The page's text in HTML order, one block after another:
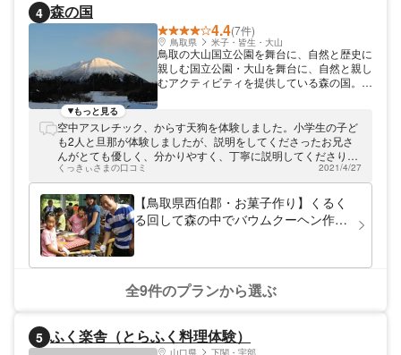
4 森の国
4.4(7件)
鳥取県 米子・皆生・大山
鳥取の大山国立公園を舞台に、自然と歴史に
親しむ国立公園・大山を舞台に、自然と親し
むアクティビティを提供している森の国。ブ
ます。
もっと見る
空中アスレチック、からす天狗を体験しました。小学生の子ど
も2人と旦那が体験しましたが、説明をしてくださったお兄さ
んがとても優しく、分かりやすく、丁寧に説明してくださり、
安心して楽しむことができました。 一年生の娘は怖くて途中リ
タイアでしたが、最後のジップラインは体験させていただき大
喜びでした。アスレチックまでトラックの荷台に乗せてもらっ
て移動したのも良い体験をさせていただけました。 森の国へは
初めて行きましたが、9時の開園から閉園まで遊び続け、大喜
びでした。色々な種類のアスレチックが本当に沢山あり、小学
生の子ども達は全てクリアする！と楽しんでいました。幼児も
連れて行っていましたが、小さい子でも遊べるものも沢山あり
ました。 またぜひ遊びにいかせていただきます(*^_^*)
くっきぃさまの口コミ 2021/4/27
【鳥取県西伯郡・お菓子作り】くるく
る回して森の中でバウムクーヘン作
全9件のプランから選ぶ
5 ふく楽舎（とらふく料理体験）
山口県 下関・宇部